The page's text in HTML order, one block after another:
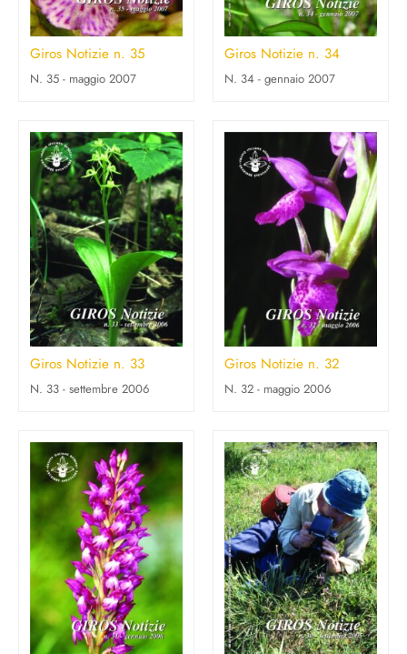
Giros Notizie n. 35
N. 35 - maggio 2007
Giros Notizie n. 34
N. 34 - gennaio 2007
Giros Notizie n. 33
N. 33 - settembre 2006
Giros Notizie n. 32
N. 32 - maggio 2006